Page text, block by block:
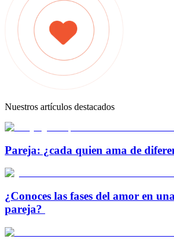
Nuestros artículos destacados
Pareja: ¿cada quien ama de
¿Conoces las fases del amor en
pareja?